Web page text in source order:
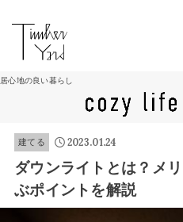
居心地の良い暮らし
建てる 2023.01.24
ダウンライトとは？メ
ぶポイントを解説